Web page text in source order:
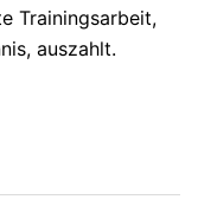
Trainingsarbeit,
auszahlt.